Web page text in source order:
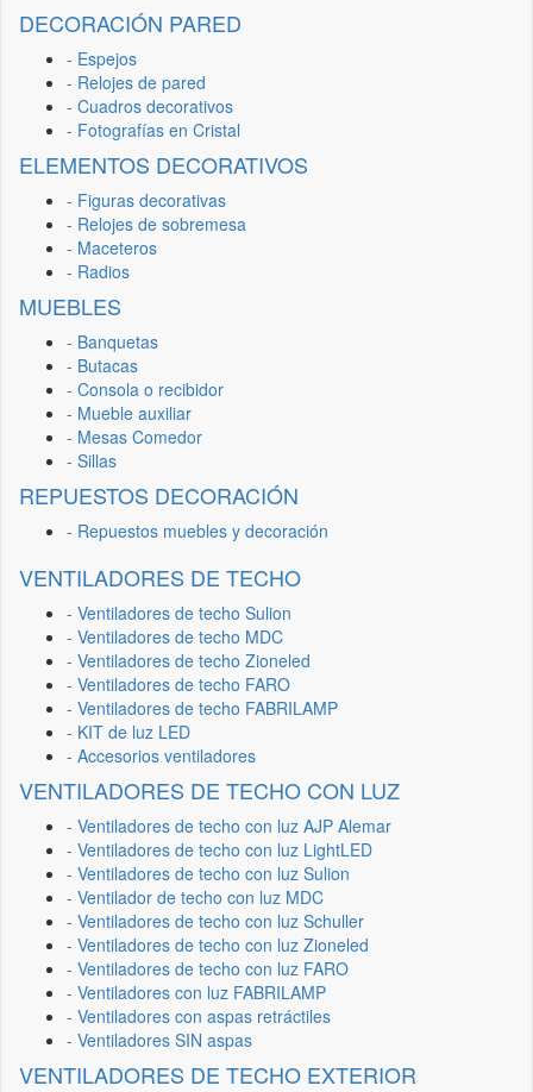
DECORACIÓN PARED
- Espejos
- Relojes de pared
- Cuadros decorativos
- Fotografías en Cristal
ELEMENTOS DECORATIVOS
- Figuras decorativas
- Relojes de sobremesa
- Maceteros
- Radios
MUEBLES
- Banquetas
- Butacas
- Consola o recibidor
- Mueble auxiliar
- Mesas Comedor
- Sillas
REPUESTOS DECORACIÓN
- Repuestos muebles y decoración
VENTILADORES DE TECHO
- Ventiladores de techo Sulion
- Ventiladores de techo MDC
- Ventiladores de techo Zioneled
- Ventiladores de techo FARO
- Ventiladores de techo FABRILAMP
- KIT de luz LED
- Accesorios ventiladores
VENTILADORES DE TECHO CON LUZ
- Ventiladores de techo con luz AJP Alemar
- Ventiladores de techo con luz LightLED
- Ventiladores de techo con luz Sulion
- Ventilador de techo con luz MDC
- Ventiladores de techo con luz Schuller
- Ventiladores de techo con luz Zioneled
- Ventiladores de techo con luz FARO
- Ventiladores con luz FABRILAMP
- Ventiladores con aspas retráctiles
- Ventiladores SIN aspas
VENTILADORES DE TECHO EXTERIOR